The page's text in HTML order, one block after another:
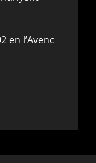
en l’Avenc